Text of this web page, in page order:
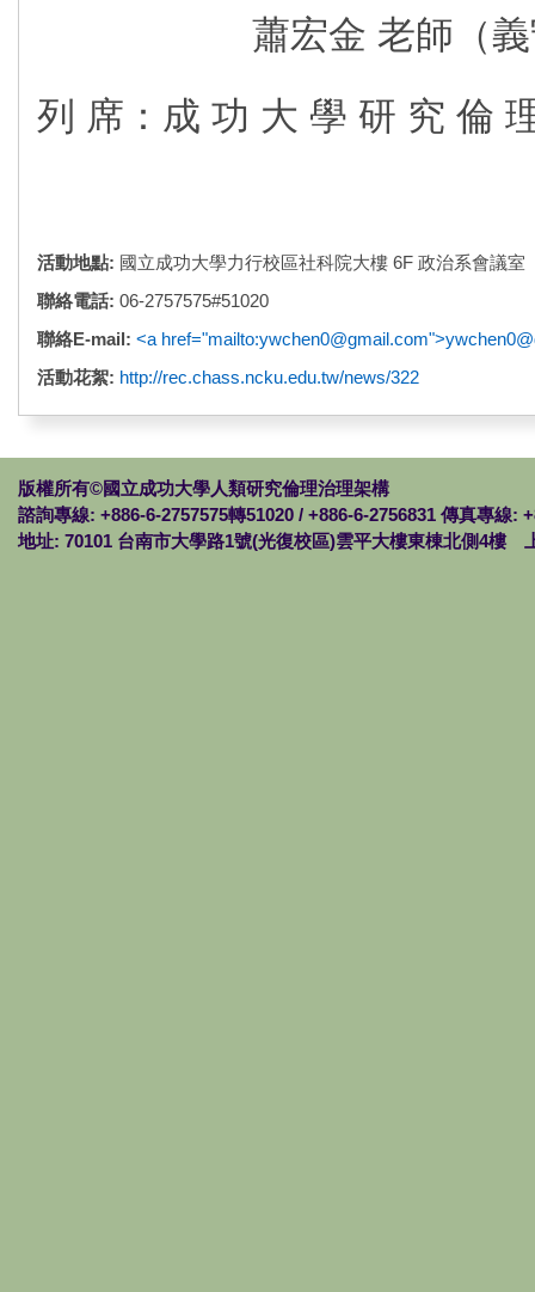
蕭宏金 老師（義守大
列 席：成 功 大 學 研 究 倫
活動地點: 國立成功大學力行校區社科院大樓 6F 政治系會議室
聯絡電話: 06-2757575#51020
聯絡E-mail: <a
活動花絮: http://rec.chass.ncku.edu.tw/news/322
版權所有©國立成功大學人類研究倫理治理架構
諮詢專線: +886-6-2757575轉51020 / +886-6-2756831 傳真專
地址: 70101 台南市大學路1號(光復校區)雲平大樓東棟北側4樓